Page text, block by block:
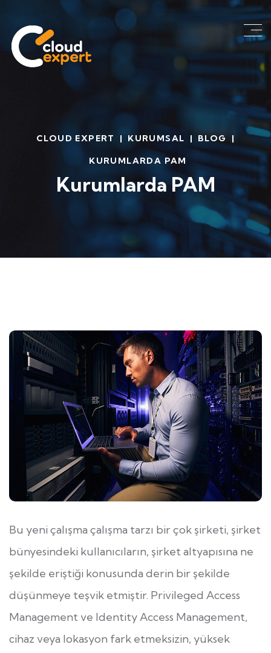
CLOUD EXPERT | KURUMSAL | BLOG |
KURUMLARDA PAM
Kurumlarda PAM
Bu yeni çalışma çalışma tarzı bir çok şirketi, şirket
bünyesindeki kullanıcıların, şirket altyapısına ne
şekilde eriştiği konusunda derin bir şekilde
düşünmeye teşvik etmiştir. Privileged Access
Management ve Identity Access Management,
cihaz veya lokasyon fark etmeksizin, yüksek